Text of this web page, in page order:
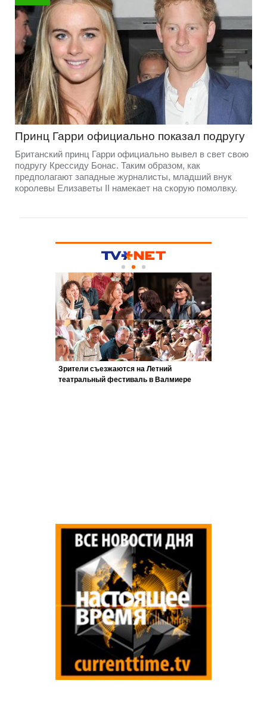
Принц Гарри официально показал подругу
Британский принц Гарри официально вывел в свет свою
подругу Крессиду Бонас. Таким образом, как
предполагают западные журналисты, младший внук
королевы Елизаветы II намекает на скорую помолвку.